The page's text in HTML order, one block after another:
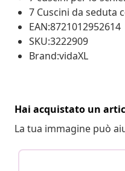
7 Cuscini da seduta
EAN:8721012952614
SKU:3222909
Brand:vidaXL
Hai acquistato un
La tua immagine può